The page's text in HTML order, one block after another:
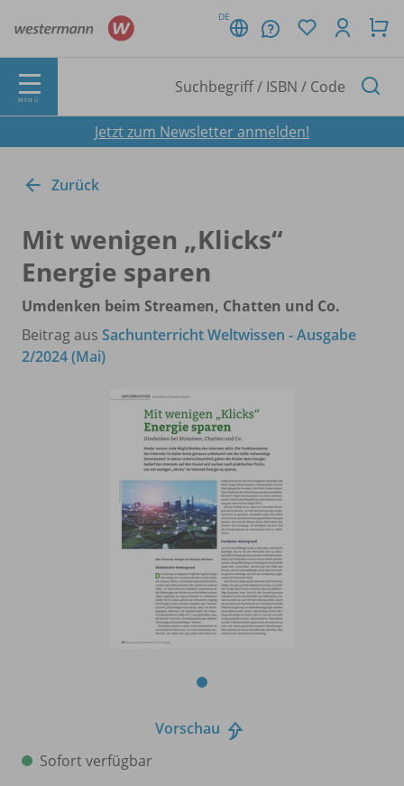
DE
MENÜ
Jetzt zum Newsletter anmelden!
Zurück
Mit wenigen „Klicks“
Energie sparen
Umdenken beim Streamen, Chatten und Co.
Beitrag aus Sachunterricht Weltwissen - Ausgabe
2/2024 (Mai)
Vorschau
Sofort verfügbar